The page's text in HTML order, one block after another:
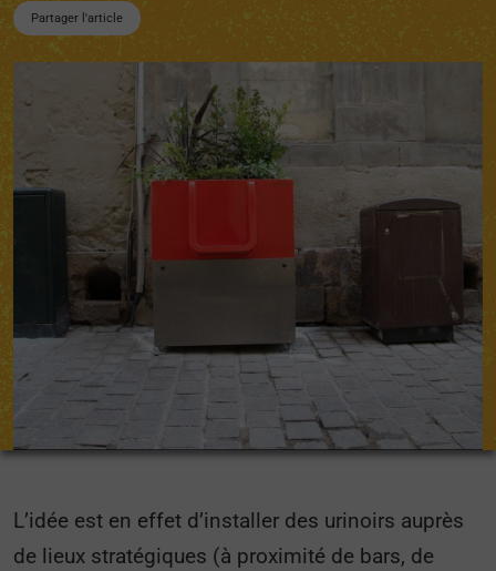
Partager l'article
L’idée est en effet d’installer des urinoirs auprès
de lieux stratégiques (à proximité de bars, de